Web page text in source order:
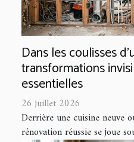
Dans les coulisses
transformations
essentielles
26 juillet 2026
Derrière une cuisine neuve
rénovation réussie se joue